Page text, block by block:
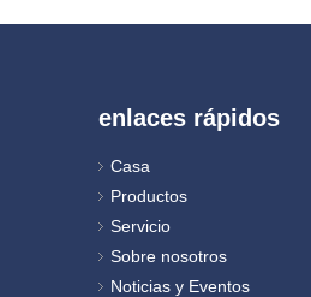
enlaces rápidos
Casa
Productos
Servicio
Sobre nosotros
Noticias y Eventos